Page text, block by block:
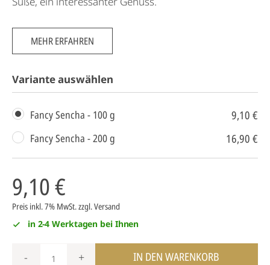
MEHR ERFAHREN
Variante auswählen
Fancy Sencha - 100 g 9,10 €
Fancy Sencha - 200 g 16,90 €
9,10 €
Preis inkl. 7% MwSt.zzgl. Versand
in 2-4 Werktagen bei Ihnen
+
- IN DEN WARENKORB